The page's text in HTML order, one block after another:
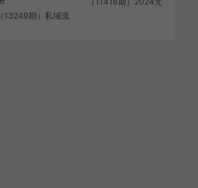
（13249期）私域流